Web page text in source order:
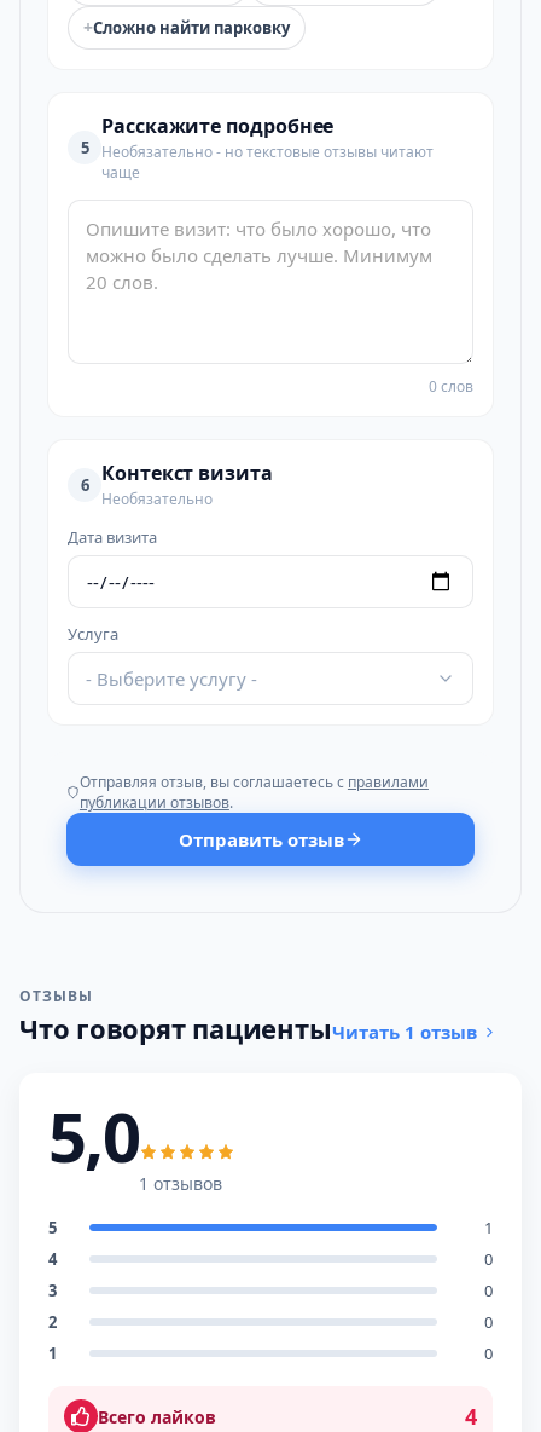
+Сложно найти парковку
5
Расскажите подробнее
Необязательно - но текстовые отзывы читают
чаще
0 слов
6 Контекст визита
Необязательно
Дата визита
Услуга
- Выберите услугу -
Отправляя отзыв, вы соглашаетесь с правилами
публикации отзывов.
Отправить отзыв
ОТЗЫВЫ
Что говорят пациентыЧитать 1 отзыв
5,0
1 отзывов
5
1
4
0
3
0
2
0
1
0
Всего лайков 4